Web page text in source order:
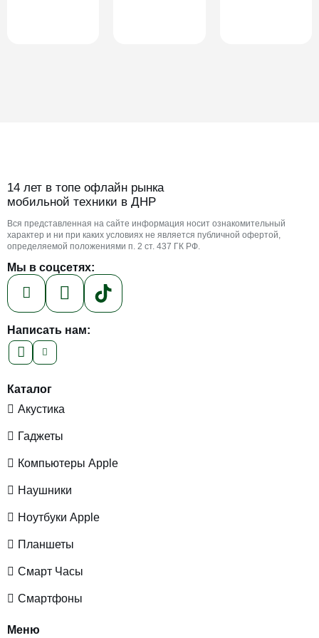
14 лет в топе офлайн рынка
мобильной техники в ДНР
Вся представленная на сайте информация носит ознакомительный
характер и ни при каких условиях не является публичной офертой,
определяемой положениями п. 2 ст. 437 ГК РФ.
Мы в соцсетях:
Написать нам:
Каталог
Акустика
Гаджеты
Компьютеры Apple
Наушники
Ноутбуки Apple
Планшеты
Смарт Часы
Смартфоны
Меню